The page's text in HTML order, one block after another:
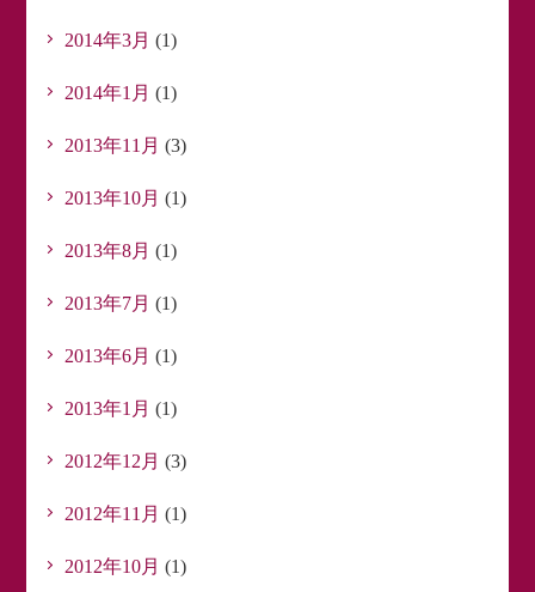
2014年3月 (1)
2014年1月 (1)
2013年11月 (3)
2013年10月 (1)
2013年8月 (1)
2013年7月 (1)
2013年6月 (1)
2013年1月 (1)
2012年12月 (3)
2012年11月 (1)
2012年10月 (1)